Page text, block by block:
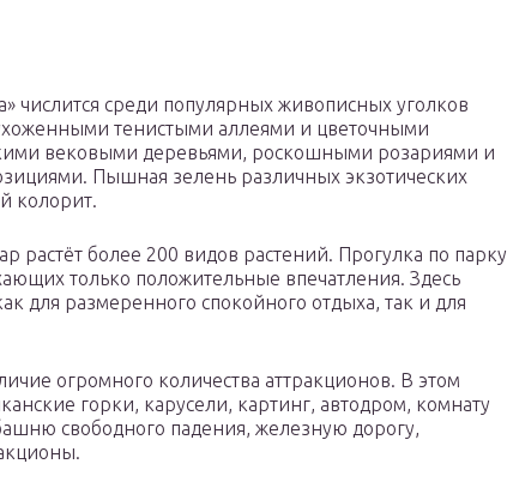
числится среди популярных живописных уголков
тенистыми аллеями и цветочными
вековыми деревьями, роскошными розариями и
Пышная зелень различных экзотических
колорит.
растёт более 200 видов растений. Прогулка по парку
только положительные впечатления. Здесь
для размеренного спокойного отдыха, так и для
огромного количества аттракционов. В этом
горки, карусели, картинг, автодром, комнату
свободного падения, железную дорогу,